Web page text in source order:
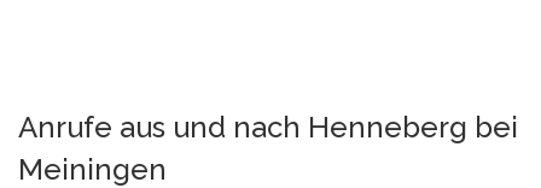
Anrufe aus und nach Henneberg bei
Meiningen